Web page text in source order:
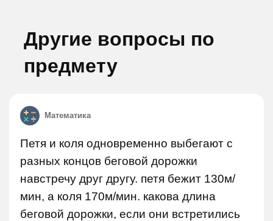
Другие вопросы по
предмету
Математика
Петя и коля одновременно выбегают с
разных концов беговой дорожки
навстречу друг другу. петя бежит 130м/
мин, а коля 170м/мин. какова длина
беговой дорожки, если они встретились